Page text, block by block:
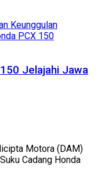
Jelajahi Jawa
Motora (DAM)
Cadang Honda